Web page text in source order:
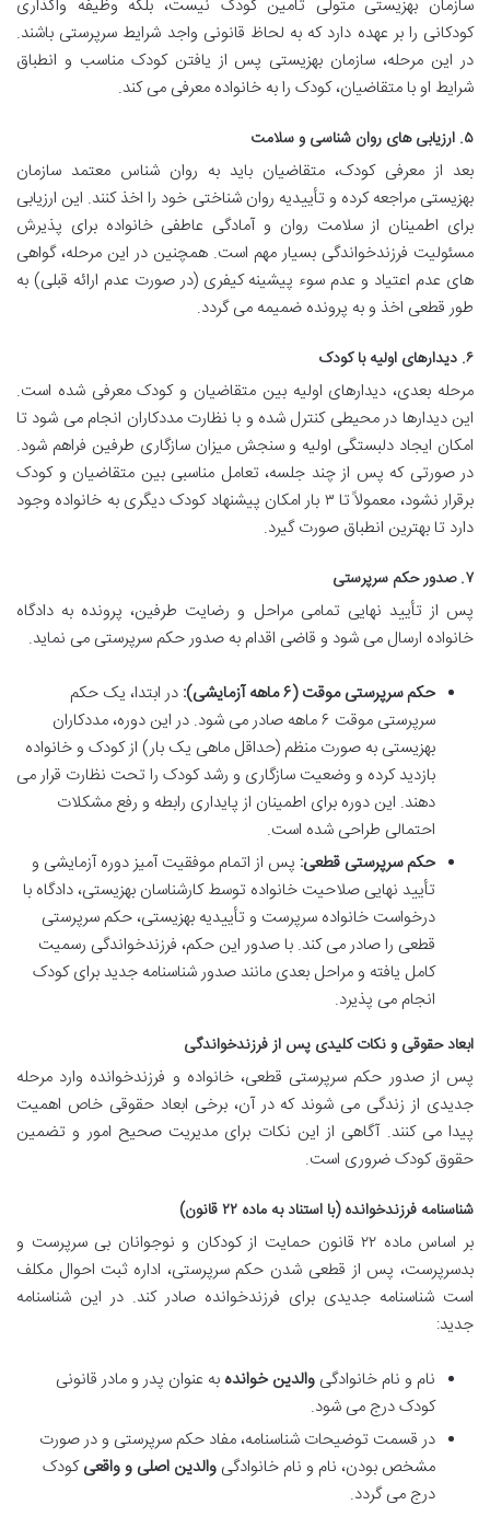
سازمان بهزیستی متولی تأمین کودک نیست، بلکه وظیفه واگذاری
کودکانی را بر عهده دارد که به لحاظ قانونی واجد شرایط سرپرستی باشند.
در این مرحله، سازمان بهزیستی پس از یافتن کودک مناسب و انطباق
شرایط او با متقاضیان، کودک را به خانواده معرفی می کند.
۵. ارزیابی های روان شناسی و سلامت
بعد از معرفی کودک، متقاضیان باید به روان شناس معتمد سازمان
بهزیستی مراجعه کرده و تأییدیه روان شناختی خود را اخذ کنند. این ارزیابی
برای اطمینان از سلامت روان و آمادگی عاطفی خانواده برای پذیرش
مسئولیت فرزندخواندگی بسیار مهم است. همچنین در این مرحله، گواهی
های عدم اعتیاد و عدم سوء پیشینه کیفری (در صورت عدم ارائه قبلی) به
طور قطعی اخذ و به پرونده ضمیمه می گردد.
۶. دیدارهای اولیه با کودک
مرحله بعدی، دیدارهای اولیه بین متقاضیان و کودک معرفی شده است.
این دیدارها در محیطی کنترل شده و با نظارت مددکاران انجام می شود تا
امکان ایجاد دلبستگی اولیه و سنجش میزان سازگاری طرفین فراهم شود.
در صورتی که پس از چند جلسه، تعامل مناسبی بین متقاضیان و کودک
برقرار نشود، معمولاً تا ۳ بار امکان پیشنهاد کودک دیگری به خانواده وجود
دارد تا بهترین انطباق صورت گیرد.
۷. صدور حکم سرپرستی
پس از تأیید نهایی تمامی مراحل و رضایت طرفین، پرونده به دادگاه
خانواده ارسال می شود و قاضی اقدام به صدور حکم سرپرستی می نماید.
حکم سرپرستی موقت (۶ ماهه آزمایشی):
در ابتدا، یک حکم
سرپرستی موقت ۶ ماهه صادر می شود. در این دوره، مددکاران
بهزیستی به صورت منظم (حداقل ماهی یک بار) از کودک و خانواده
بازدید کرده و وضعیت سازگاری و رشد کودک را تحت نظارت قرار می
دهند. این دوره برای اطمینان از پایداری رابطه و رفع مشکلات
احتمالی طراحی شده است.
حکم سرپرستی قطعی: پس از اتمام موفقیت آمیز دوره آزمایشی و
تأیید نهایی صلاحیت خانواده توسط کارشناسان بهزیستی، دادگاه با
درخواست خانواده سرپرست و تأییدیه بهزیستی، حکم سرپرستی
قطعی را صادر می کند. با صدور این حکم، فرزندخواندگی رسمیت
کامل یافته و مراحل بعدی مانند صدور شناسنامه جدید برای کودک
انجام می پذیرد.
ابعاد حقوقی و نکات کلیدی پس از فرزندخواندگی
پس از صدور حکم سرپرستی قطعی، خانواده و فرزندخوانده وارد مرحله
جدیدی از زندگی می شوند که در آن، برخی ابعاد حقوقی خاص اهمیت
پیدا می کنند. آگاهی از این نکات برای مدیریت صحیح امور و تضمین
حقوق کودک ضروری است.
شناسنامه فرزندخوانده (با استناد به ماده ۲۲ قانون)
بر اساس ماده ۲۲ قانون حمایت از کودکان و نوجوانان بی سرپرست و
بدسرپرست، پس از قطعی شدن حکم سرپرستی، اداره ثبت احوال مکلف
است شناسنامه جدیدی برای فرزندخوانده صادر کند. در این شناسنامه
جدید:
نام و نام خانوادگی والدین خوانده به عنوان پدر و مادر قانونی
کودک درج می شود.
در قسمت توضیحات شناسنامه، مفاد حکم سرپرستی و در صورت
مشخص بودن، نام و نام خانوادگی والدین اصلی و واقعیکودک
درج می گردد.